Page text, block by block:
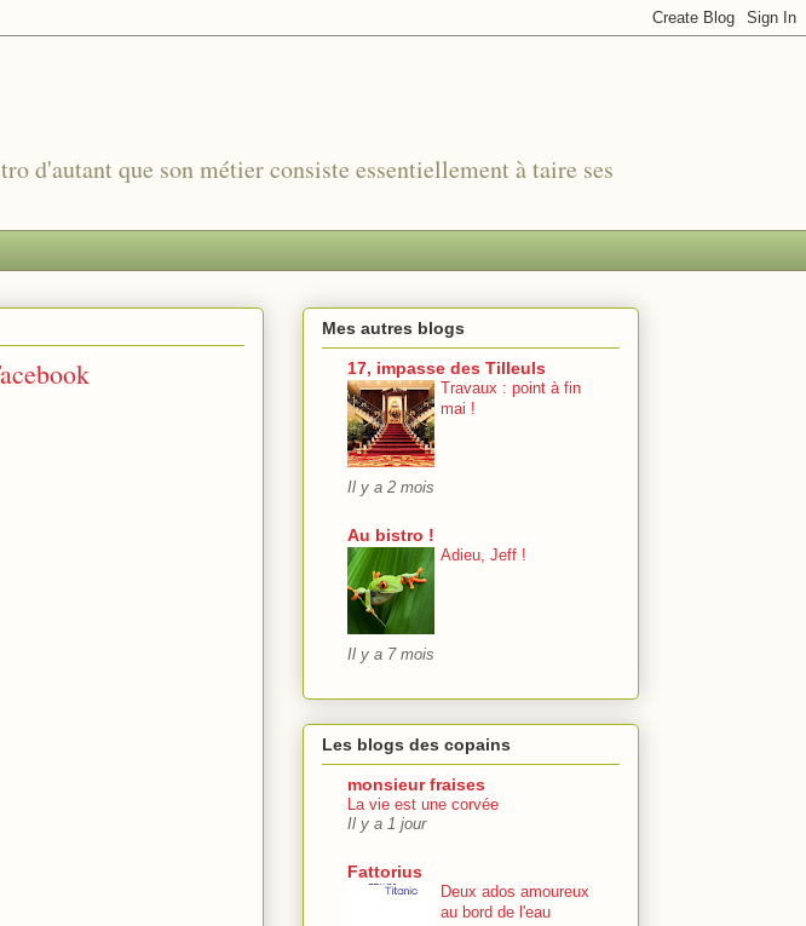
d'autant que son métier consiste essentiellement à taire ses
Mes autres blogs
17, impasse des Tilleuls
Travaux : point à fin
mai !
Il y a 2 mois
Au bistro !
Adieu, Jeff !
Il y a 7 mois
Les blogs des copains
monsieur fraises
La vie est une corvée
Il y a 1 jour
Fattorius
Deux ados amoureux
au bord de l'eau